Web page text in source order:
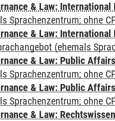
& Law: International
Sprachenzentrum; ohne
& Law:
(ehemals
& Law: Public
Sprachenzentrum; ohne
& Law: Public
Sprachenzentrum; ohne
& Law: